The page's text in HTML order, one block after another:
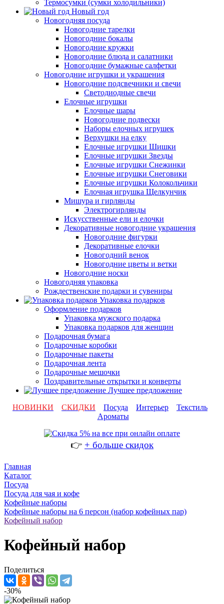
Термосумки (сумки холодильники)
Новый год
Новогодняя посуда
Новогодние тарелки
Новогодние бокалы
Новогодние кружки
Новогодние блюда и салатники
Новогодние бумажные салфетки
Новогодние игрушки и украшения
Новогодние подсвечники и свечи
Светодиодные свечи
Елочные игрушки
Елочные шары
Новогодние подвески
Наборы елочных игрушек
Верхушки на елку
Елочные игрушки Шишки
Елочные игрушки Звезды
Елочные игрушки Снежинки
Елочные игрушки Снеговики
Елочные игрушки Колокольчики
Елочная игрушка Щелкунчик
Мишура и гирлянды
Электрогирлянды
Искусственные ели и елочки
Декоративные новогодние украшения
Новогодние фигурки
Декоративные елочки
Новогодний венок
Новогодние цветы и ветки
Новогодние носки
Новогодняя упаковка
Рождественские подарки и сувениры
Упаковка подарков
Оформление подарков
Упаковка мужского подарка
Упаковка подарков для женщин
Подарочная бумага
Подарочные коробки
Подарочные пакеты
Подарочная лента
Подарочные мешочки
Поздравительные открытки и конверты
Лучшее предложение
НОВИНКИ
СКИДКИ Посуда Интерьер
Текстиль
Ароматы
👉 + больше скидок
Главная
Каталог
Посуда
Посуда для чая и кофе
Кофейные наборы
Кофейные наборы на 6 персон (набор кофейных пар)
Кофейный набор
Кофейный набор
Поделиться
-30%